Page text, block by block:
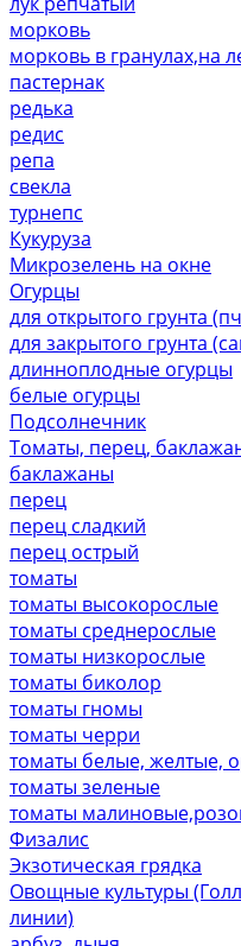
морковь
морковь в гранулах,на
пастернак
редька
редис
репа
свекла
турнепс
Кукуруза
Микрозелень на окне
Огурцы
для открытого грунта
для закрытого грунта
длинноплодные огурцы
белые огурцы
Подсолнечник
Томаты, перец,
баклажаны
перец
перец сладкий
перец острый
томаты
томаты высокорослые
томаты среднерослые
томаты низкорослые
томаты биколор
томаты гномы
томаты черри
томаты белые, желтые,
томаты зеленые
томаты
Физалис
Экзотическая грядка
Овощные культуры
линии)